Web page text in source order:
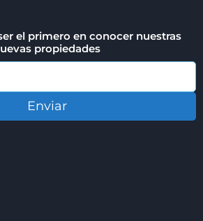
el primero en conocer nuestras
propiedades
Enviar